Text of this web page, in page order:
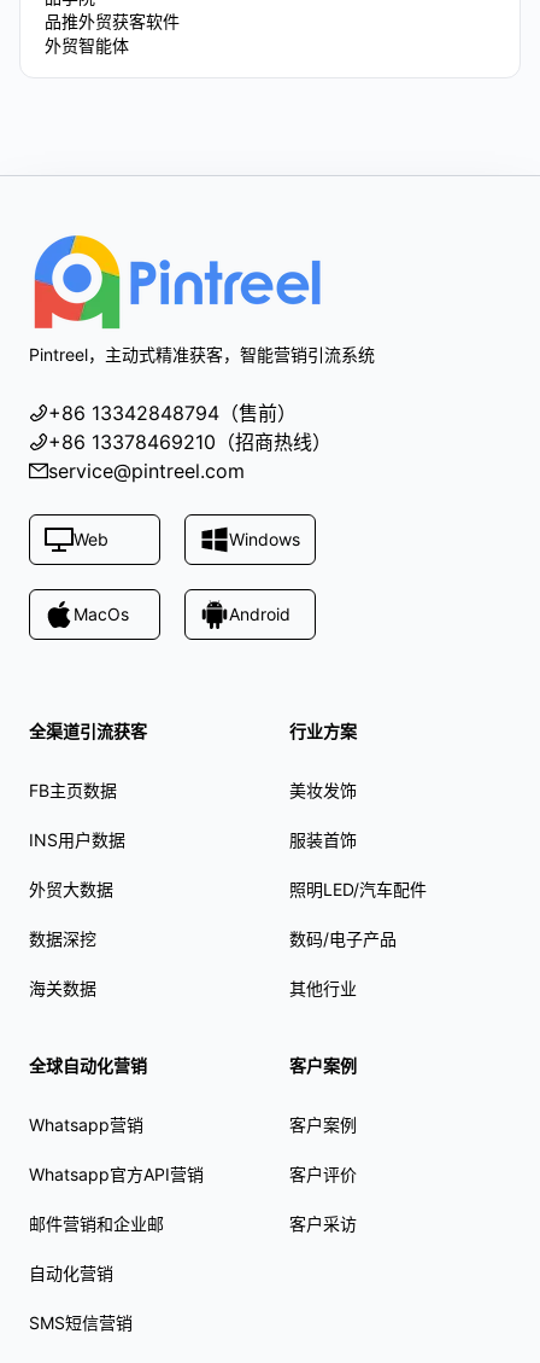
品推外贸获客软件
外贸智能体
Pintreel，主动式精准获客，智能营销引流系统
+86 13342848794（售前）
+86 13378469210（招商热线）
service@pintreel.com
Web Windows
MacOs Android
全渠道引流获客
FB主页数据
INS用户数据
外贸大数据
数据深挖
海关数据
全球自动化营销
Whatsapp营销
Whatsapp官方API营销
邮件营销和企业邮
自动化营销
SMS短信营销
行业方案
美妆发饰
服装首饰
照明LED/汽车配件
数码/电子产品
其他行业
客户案例
客户案例
客户评价
客户采访